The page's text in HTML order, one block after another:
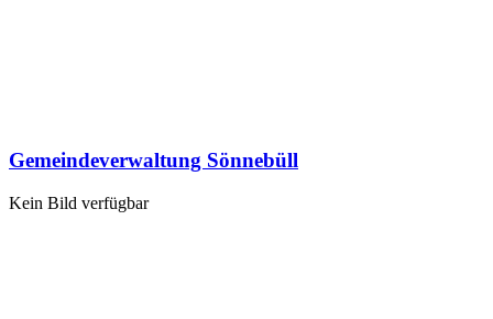
Gemeindeverwaltung Sönnebüll
Kein Bild verfügbar